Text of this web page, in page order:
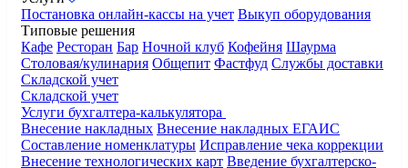
Постановка онлайн-кассы на учет Выкуп оборудования
Типовые решения
Кафе Ресторан Бар Ночной клуб Кофейня Шаурма
Столовая/кулинария Общепит Фастфуд Службы доставки
Складской учет
Складской учет
Услуги бухгалтера-калькулятора
Внесение накладных Внесение накладных ЕГАИС
Составление номенклатуры Исправление чека коррекции
Внесение технологических карт Введение бухгалтерско-